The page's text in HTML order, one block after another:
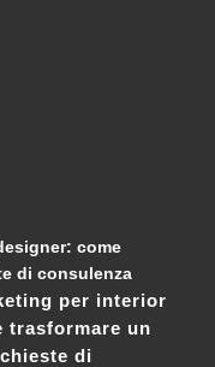
per interior
trasformare un
di